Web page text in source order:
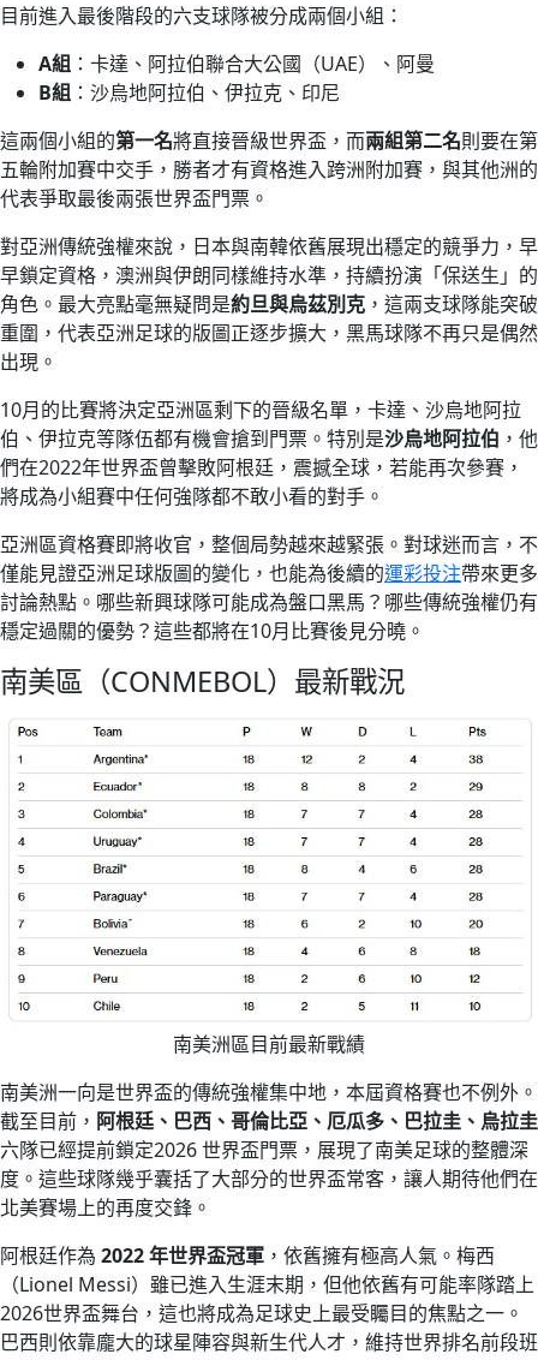
目前進入最後階段的六支球隊被分成兩個小組：
A組 ：卡達、阿拉伯聯合大公國（UAE）、阿曼
B組 ：沙烏地阿拉伯、伊拉克、印尼
這兩個小組的第一名將直接晉級世界盃，而兩組第二名則要在第
五輪附加賽中交手，勝者才有資格進入跨洲附加賽，與其他洲的
代表爭取最後兩張世界盃門票。
對亞洲傳統強權來說，日本與南韓依舊展現出穩定的競爭力，早
早鎖定資格，澳洲與伊朗同樣維持水準，持續扮演「保送生」的
角色。最大亮點毫無疑問是約旦與烏茲別克 ，這兩支球隊能突破
重圍，代表亞洲足球的版圖正逐步擴大，黑馬球隊不再只是偶然
出現。
10月的比賽將決定亞洲區剩下的晉級名單，卡達、沙烏地阿拉
伯、伊拉克等隊伍都有機會搶到門票。特別是沙烏地阿拉伯 ，他
們在2022年世界盃曾擊敗阿根廷，震撼全球，若能再次參賽，
將成為小組賽中任何強隊都不敢小看的對手。
亞洲區資格賽即將收官，整個局勢越來越緊張。對球迷而言，不
僅能見證亞洲足球版圖的變化，也能為後續的運彩投注帶來更多
討論熱點。哪些新興球隊可能成為盤口黑馬？哪些傳統強權仍有
穩定過關的優勢？這些都將在10月比賽後見分曉。
南美區（CONMEBOL）最新戰況
南美洲區目前最新戰績
南美洲一向是世界盃的傳統強權集中地，本屆資格賽也不例外。
截至目前， 阿根廷、巴西、哥倫比亞、厄瓜多、巴拉圭、烏拉圭
六隊已經提前鎖定2026 世界盃門票，展現了南美足球的整體深
度。這些球隊幾乎囊括了大部分的世界盃常客，讓人期待他們在
北美賽場上的再度交鋒。
阿根廷作為 2022 年世界盃冠軍 ，依舊擁有極高人氣。梅西
（Lionel Messi）雖已進入生涯末期，但他依舊有可能率隊踏上
2026世界盃舞台，這也將成為足球史上最受矚目的焦點之一。
巴西則依靠龐大的球星陣容與新生代人才，維持世界排名前段班